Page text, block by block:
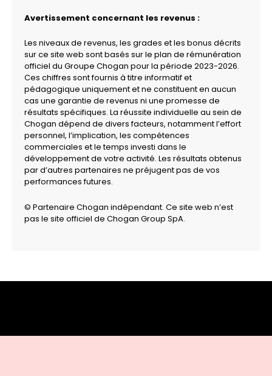
Avertissement concernant les revenus :
Les niveaux de revenus, les grades et les bonus décrits
sur ce site web sont basés sur le plan de rémunération
officiel du Groupe Chogan pour la période 2023-2026.
Ces chiffres sont fournis à titre informatif et
pédagogique uniquement et ne constituent en aucun
cas une garantie de revenus ni une promesse de
résultats spécifiques. La réussite individuelle au sein de
Chogan dépend de divers facteurs, notamment l’effort
personnel, l’implication, les compétences
commerciales et le temps investi dans le
développement de votre activité. Les résultats obtenus
par d’autres partenaires ne préjugent pas de vos
performances futures.
© Partenaire Chogan indépendant. Ce site web n’est
pas le site officiel de Chogan Group SpA.